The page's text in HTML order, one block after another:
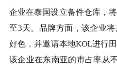
企业在泰国设立备件仓库，
至3天。品牌方面，该企业
好色，并邀请本地KOL进行
该企业在东南亚的市占率从